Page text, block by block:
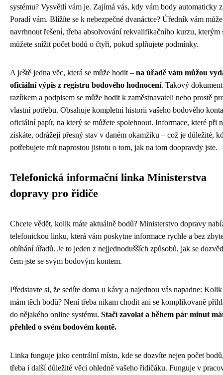
systému? Vysvětlí vám je. Zajímá vás, kdy vám body automaticky
Poradí vám. Blížíte se k nebezpečné dvanáctce? Úředník vám může
navrhnout řešení, třeba absolvování rekvalifikačního kurzu, kterým
můžete snížit počet bodů o čtyři, pokud splňujete podmínky.
A ještě jedna věc, která se může hodit – na úřadě vám můžou
oficiální výpis z registru bodového hodnocení. Takový
razítkem a podpisem se může hodit k zaměstnavateli nebo prostě
vlastní potřebu. Obsahuje kompletní historii vašeho bodového
oficiální papír, na který se můžete spolehnout. Informace, které při
získáte, odrážejí přesný stav v daném okamžiku – což je důležité,
potřebujete mít naprostou jistotu o tom, jak na tom doopravdy jste.
Telefonická informační linka Ministerstva
dopravy pro řidiče
Chcete vědět, kolik máte aktuálně bodů? Ministerstvo dopravy
telefonickou linku, která vám poskytne informace rychle a bez
obíhání úřadů. Je to jeden z nejjednodušších způsobů, jak se
čem jste se svým bodovým kontem.
Představte si, že sedíte doma u kávy a najednou vás napadne:
mám těch bodů? Není třeba nikam chodit ani se komplikovaně
do nějakého online systému. Stačí zavolat a během pár minut
přehled o svém bodovém kontě.
Linka funguje jako centrální místo, kde se dozvíte nejen počet
třeba i další důležité věci ohledně vašeho řidičáku. Funguje v